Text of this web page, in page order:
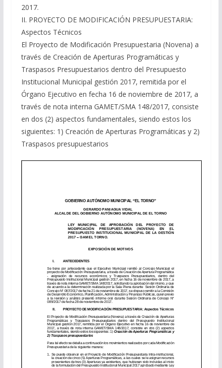
2017.
II. PROYECTO DE MODIFICACIÓN PRESUPUESTARIA:
Aspectos Técnicos
El Proyecto de Modificación Presupuestaria (Novena) a
través de Creación de Aperturas Programáticas y
Traspasos Presupuestarios dentro del Presupuesto
Institucional Municipal gestión 2017, remitida por el
Órgano Ejecutivo en fecha 16 de noviembre de 2017, a
través de nota interna GAMET/SMA 148/2017, consiste
en dos (2) aspectos fundamentales, siendo estos los
siguientes: 1) Creación de Aperturas Programáticas y 2)
Traspasos presupuestarios